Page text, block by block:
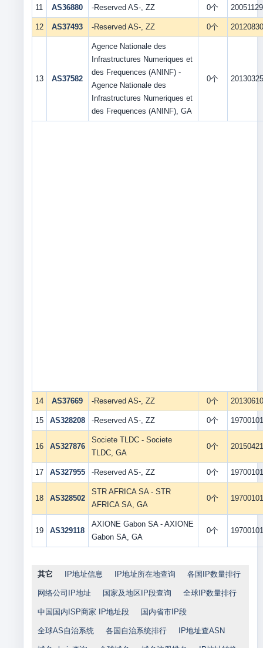
11 AS36880 -Reserved AS-, ZZ 0个 20051129
12 AS37493 -Reserved AS-, ZZ 0个 20120830
13 AS37582
Agence Nationale des
Infrastructures Numeriques et
des Frequences (ANINF) -
Agence Nationale des
Infrastructures Numeriques et
des Frequences (ANINF), GA
0个 20130325
14 AS37669 -Reserved AS-, ZZ 0个 20130610
15 AS328208 -Reserved AS-, ZZ 0个 19700101
16 AS327876
Societe TLDC - Societe
TLDC, GA
0个 20150421
17 AS327955 -Reserved AS-, ZZ 0个 19700101
18 AS328502
STR AFRICA SA - STR
AFRICA SA, GA
0个 19700101
19 AS329118
AXIONE Gabon SA - AXIONE
Gabon SA, GA
0个 19700101
其它 IP地址信息 IP地址所在地查询 各国IP数量排行
网络公司IP地址 国家及地区IP段查询 全球IP数量排行
中国国内ISP商家 IP地址段 国内省市IP段
全球AS自治系统 各国自治系统排行 IP地址查ASN